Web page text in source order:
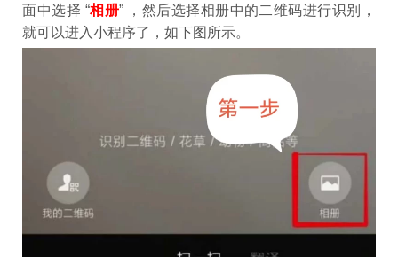
面中选择 “相册” ，然后选择相册中的二维码进行识别，
就可以进入小程序了，如下图所示。